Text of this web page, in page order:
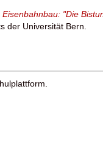
"Die
der Universität Bern.